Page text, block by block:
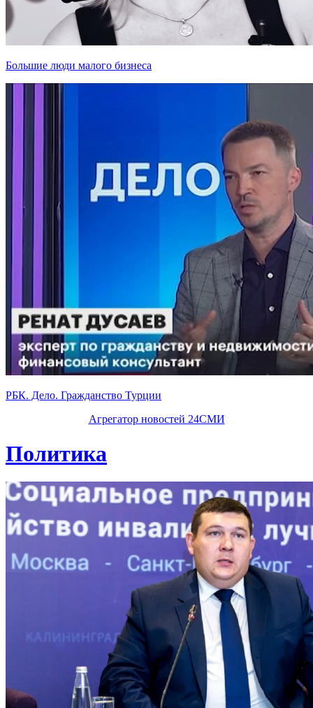
Большие люди малого бизнеса
РБК. Дело. Гражданство Турции
Агрегатор новостей 24СМИ
Политика